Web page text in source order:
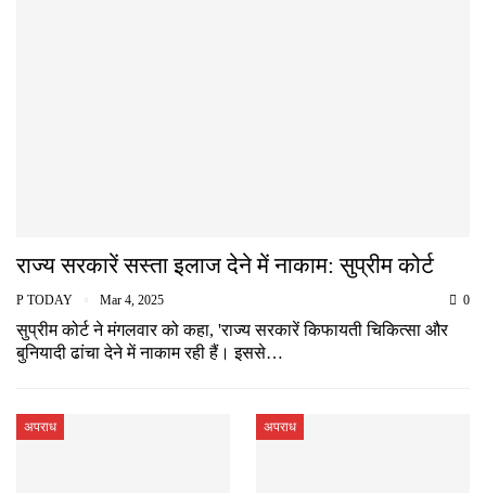
राज्य सरकारें सस्ता इलाज देने में नाकाम: सुप्रीम कोर्ट
P TODAY Mar 4, 2025 0
सुप्रीम कोर्ट ने मंगलवार को कहा, 'राज्य सरकारें किफायती चिकित्सा और
बुनियादी ढांचा देने में नाकाम रही हैं। इससे…
अपराध अपराध